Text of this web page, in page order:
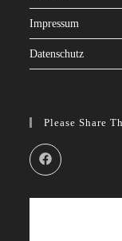
Impressum
Datenschutz
Please Share